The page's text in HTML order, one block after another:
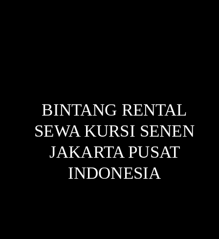
BINTANG RENTAL
SEWA KURSI SENEN
JAKARTA PUSAT
INDONESIA